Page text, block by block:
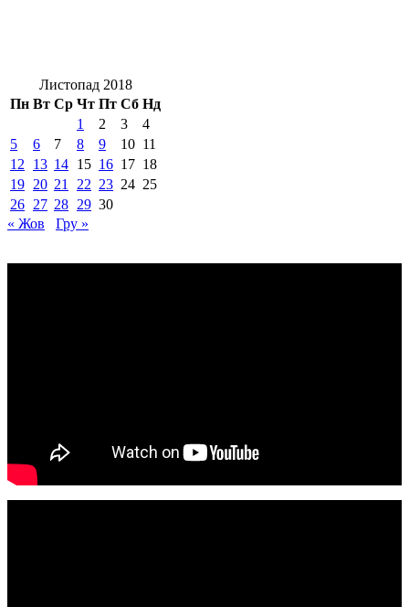
Листопад 2018
Пн Вт Ср Чт Пт Сб Нд
1
2 3
4
5
6 7 8 9 10 11
12
13 14 15 16 17 18
19 20 21 22 23 24 25
26 27 28 29 30
« Жов
Гру »